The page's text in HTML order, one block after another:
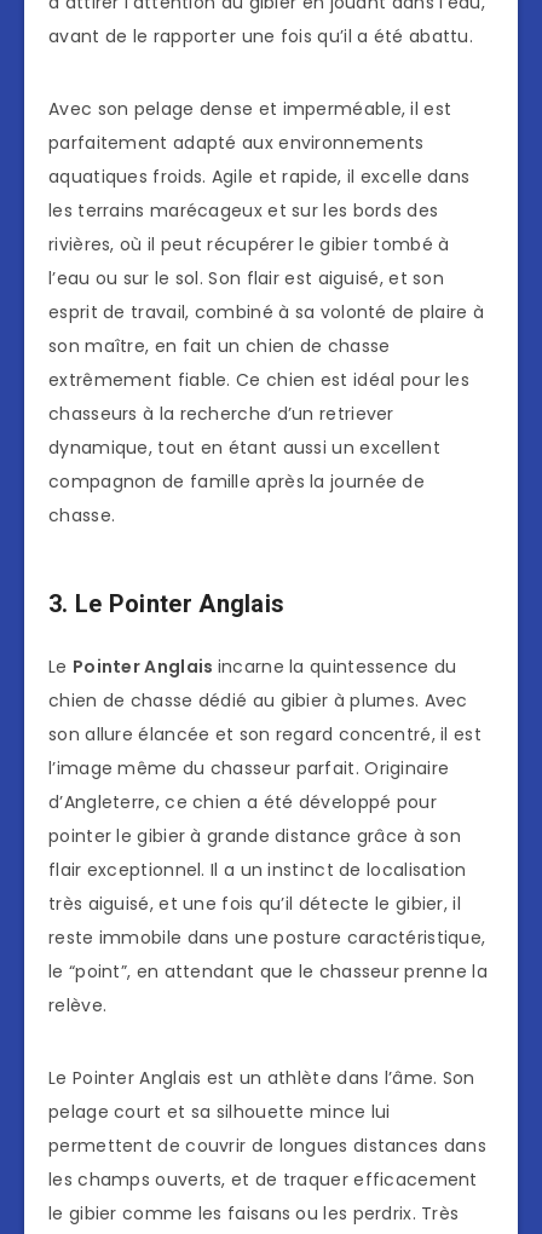
avant de le rapporter une fois qu’il a été abattu.
Avec son pelage dense et imperméable, il est
parfaitement adapté aux environnements
aquatiques froids. Agile et rapide, il excelle dans
les terrains marécageux et sur les bords des
rivières, où il peut récupérer le gibier tombé à
l’eau ou sur le sol. Son flair est aiguisé, et son
esprit de travail, combiné à sa volonté de plaire à
son maître, en fait un chien de chasse
extrêmement fiable. Ce chien est idéal pour les
chasseurs à la recherche d’un retriever
dynamique, tout en étant aussi un excellent
compagnon de famille après la journée de
chasse.
3. Le Pointer Anglais
Le Pointer Anglais incarne la quintessence du
chien de chasse dédié au gibier à plumes. Avec
son allure élancée et son regard concentré, il est
l’image même du chasseur parfait. Originaire
d’Angleterre, ce chien a été développé pour
pointer le gibier à grande distance grâce à son
flair exceptionnel. Il a un instinct de localisation
très aiguisé, et une fois qu’il détecte le gibier, il
reste immobile dans une posture caractéristique,
le “point”, en attendant que le chasseur prenne la
relève.
Le Pointer Anglais est un athlète dans l’âme. Son
pelage court et sa silhouette mince lui
permettent de couvrir de longues distances dans
les champs ouverts, et de traquer efficacement
le gibier comme les faisans ou les perdrix. Très